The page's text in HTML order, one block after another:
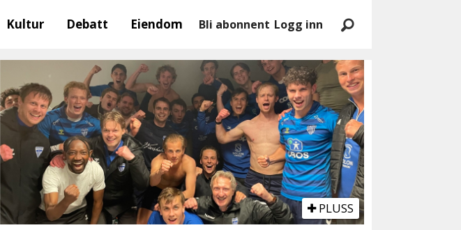
Kultur Debatt Eiendom Bli abonnent Logg inn
PLUSS